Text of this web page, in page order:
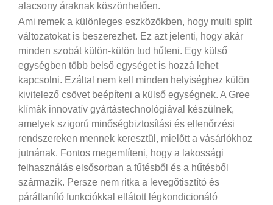
alacsony áraknak köszönhetően.
Ami remek a különleges eszközökben, hogy multi split
változatokat is beszerezhet. Ez azt jelenti, hogy akár
minden szobát külön-külön tud hűteni. Egy külső
egységben több belső egységet is hozzá lehet
kapcsolni. Ezáltal nem kell minden helyiséghez külön
kivitelező csövet beépíteni a külső egységnek. A Gree
klímák innovatív gyártástechnológiával készülnek,
amelyek szigorú minőségbiztosítási és ellenőrzési
rendszereken mennek keresztül, mielőtt a vásárlókhoz
jutnának. Fontos megemlíteni, hogy a lakossági
felhasználás elsősorban a fűtésből és a hűtésből
származik. Persze nem ritka a levegőtisztító és
párátlanító funkciókkal ellátott légkondicionáló